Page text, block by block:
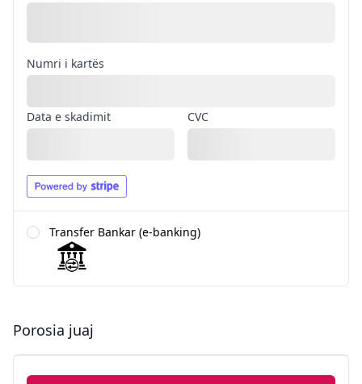
Numri i kartës
Data e skadimit CVC
Transfer Bankar (e-banking)
Porosia juaj